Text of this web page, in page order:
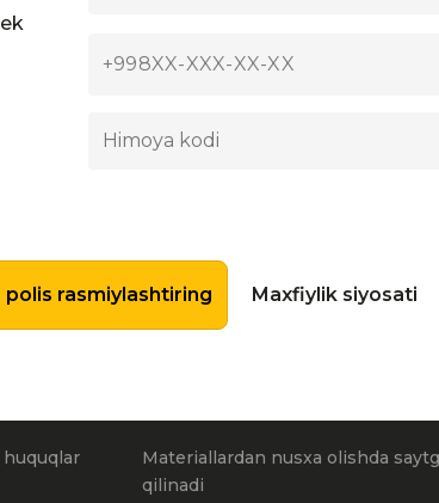
polis rasmiylashtiring Maxfiylik siyosati
huquqlar
Materiallardan nusxa olishda
qilinadi